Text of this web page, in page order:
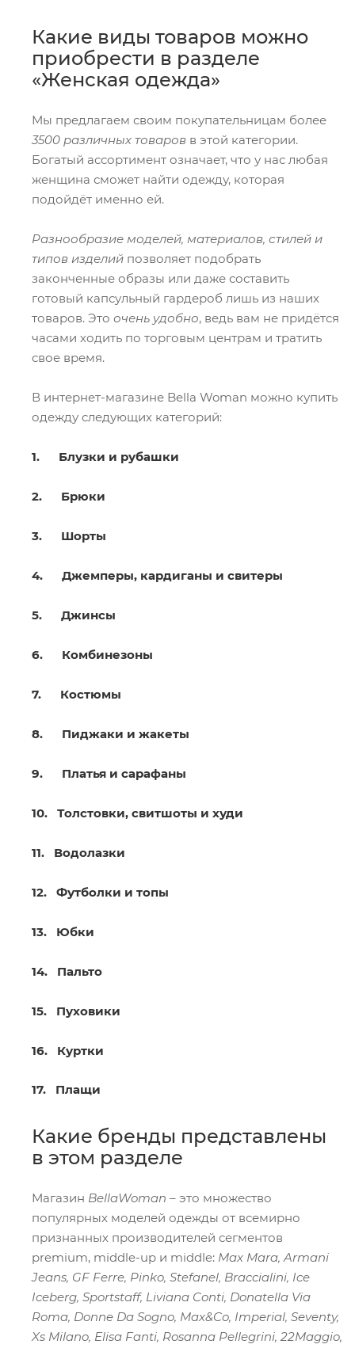
Какие виды товаров можно
приобрести в разделе
«Женская одежда»
Мы предлагаем своим покупательницам более
3500 различных товаров в этой категории.
Богатый ассортимент означает, что у нас любая
женщина сможет найти одежду, которая
подойдёт именно ей.
Разнообразие моделей, материалов, стилей и
типов изделий позволяет подобрать
законченные образы или даже составить
готовый капсульный гардероб лишь из наших
товаров. Это очень удобно, ведь вам не придётся
часами ходить по торговым центрам и тратить
свое время.
В интернет-магазине Bella Woman можно купить
одежду следующих категорий:
1. Блузки и рубашки
2. Брюки
3. Шорты
4. Джемперы, кардиганы и свитеры
5. Джинсы
6. Комбинезоны
7. Костюмы
8. Пиджаки и жакеты
9. Платья и сарафаны
10. Толстовки, свитшоты и худи
11. Водолазки
12. Футболки и топы
13. Юбки
14. Пальто
15. Пуховики
16. Куртки
17. Плащи
Какие бренды представлены
в этом разделе
Магазин BellaWoman – это множество
популярных моделей одежды от всемирно
признанных производителей сегментов
premium, middle-up и middle: Max Mara, Armani
Jeans, GF Ferre, Pinko, Stefanel, Braccialini, Ice
Iceberg, Sportstaff, Liviana Conti, Donatella Via
Roma, Donne Da Sogno, Max&Co, Imperial, Seventy,
Xs Milano, Elisa Fanti, Rosanna Pellegrini, 22Maggio,